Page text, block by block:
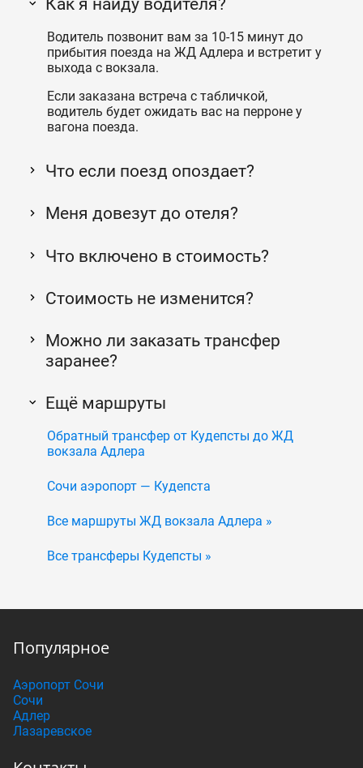
Как я найду водителя?
Водитель позвонит вам за 10-15 минут до
прибытия поезда на ЖД Адлера и встретит у
выхода с вокзала.
Если заказана встреча с табличкой,
водитель будет ожидать вас на перроне у
вагона поезда.
Что если поезд опоздает?
Меня довезут до отеля?
Что включено в стоимость?
Стоимость не изменится?
Можно ли заказать трансфер
заранее?
Ещё маршруты
Обратный трансфер от Кудепсты до ЖД
вокзала Адлера
Сочи аэропорт — Кудепста
Все маршруты ЖД вокзала Адлера »
Все трансферы Кудепсты »
Популярное
Аэропорт Сочи
Сочи
Адлер
Лазаревское